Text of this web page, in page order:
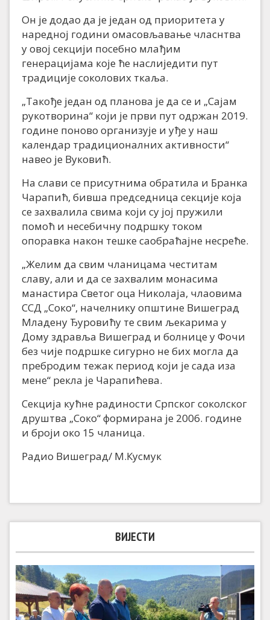
Он је додао да је један од приоритета у
наредној години омасовљавање чласнтва
у овој секцији посебно млађим
генерацијама које ће наслиједити пут
традиције соколових ткаља.
„Такође један од планова је да се и „Сајам
рукотворина“ који је први пут одржан 2019.
године поново организује и уђе у наш
календар традиционалних активности“
навео је Вуковић.
На слави се присутнима обратила и Бранка
Чарапић, бивша председница секције која
се захвалила свима који су јој пружили
помоћ и несебичну подршку током
опоравка након тешке саобраћајне несреће.
„Желим да свим чланицама честитам
славу, али и да се захвалим монасима
манастира Светог оца Николаја, члаовима
ССД „Соко“, начелнику општине Вишеград
Младену Ђуровићу те свим љекарима у
Дому здравља Вишеград и болнице у Фочи
без чије подршке сигурно не бих могла да
пребродим тежак период који је сада иза
мене“ рекла је Чарапићева.
Секција кућне радиности Српског соколског
друштва „Соко“ формирана је 2006. године
и броји око 15 чланица.
Радио Вишеград/ М.Кусмук
ВИЈЕСТИ